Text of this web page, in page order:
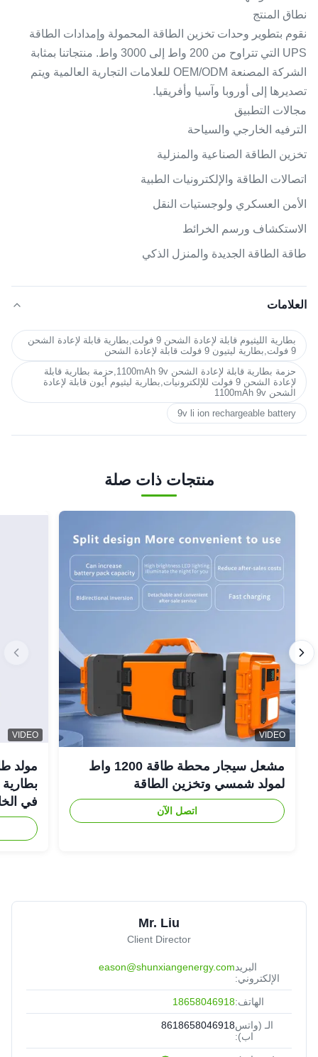
نطاق المنتج
نقوم بتطوير وحدات تخزين الطاقة المحمولة وإمدادات الطاقة
UPS التي تتراوح من 200 واط إلى 3000 واط. منتجاتنا بمثابة
الشركة المصنعة OEM/ODM للعلامات التجارية العالمية ويتم
تصديرها إلى أوروبا وآسيا وأفريقيا.
مجالات التطبيق
الترفيه الخارجي والسياحة
تخزين الطاقة الصناعية والمنزلية
اتصالات الطاقة والإلكترونيات الطبية
الأمن العسكري ولوجستيات النقل
الاستكشاف ورسم الخرائط
طاقة الطاقة الجديدة والمنزل الذكي
العلامات
بطارية الليثيوم قابلة لإعادة الشحن 9 فولت,بطارية قابلة لإعادة الشحن
9 فولت,بطارية ليتيون 9 فولت قابلة لإعادة الشحن
حزمة بطارية قابلة لإعادة الشحن 1100mAh 9v,حزمة بطارية قابلة
لإعادة الشحن 9 فولت للإلكترونيات,بطارية ليثيوم أيون قابلة لإعادة
الشحن 1100mAh 9v
9v li ion rechargeable battery
منتجات ذات صلة
VIDEO
مشعل سيجار محطة طاقة 1200 واط
لمولد شمسي وتخزين الطاقة
اتصل الآن
VIDEO
في
Mr. Liu
Client Director
البريد
الإلكتروني:
eason@shunxiangenergy.com
الهاتف:18658046918
الـ (واتس
اب):
8618658046918